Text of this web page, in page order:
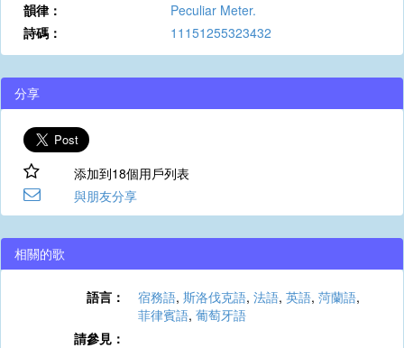
韻律：
Peculiar Meter.
詩碼：
11151255323432
分享
添加到18個用戶列表
與朋友分享
相關的歌
語言： 宿務語, 斯洛伐克語, 法語, 英語, 菏蘭語,
菲律賓語, 葡萄牙語
請參見：